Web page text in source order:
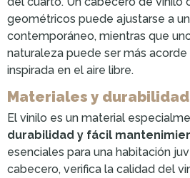
geométricos puede ajustarse a
contemporáneo, mientras que
naturaleza puede ser más
inspirada en el aire libre.
Materiales y durabilidad
El vinilo es un material
durabilidad y fácil
esenciales para una habitación
cabecero, verifica la calidad del